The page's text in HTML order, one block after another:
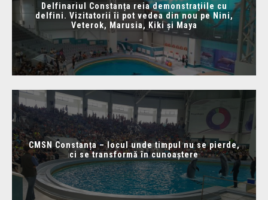
Delfinariul Constanța reia demonstrațiile cu
delfini. Vizitatorii îi pot vedea din nou pe Nini,
Veterok, Marusia, Kiki și Maya
CMSN Constanța – locul unde timpul nu se pierde,
ci se transformă în cunoaștere